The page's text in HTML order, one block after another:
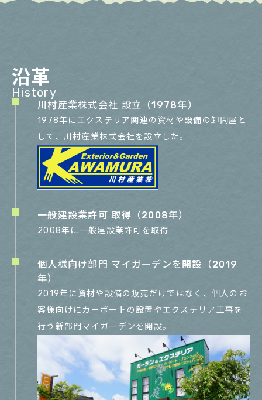
沿革
History
川村産業株式会社 設立（1978年）
1978年にエクステリア関連の資材や設備の卸問屋と
して、川村産業株式会社を設立した。
一般建設業許可 取得（2008年）
2008年に一般建設業許可を取得
個人様向け部門 マイガーデンを開設（2019
年）
2019年に資材や設備の販売だけではなく、個人のお
客様向けにカーポートの設置やエクステリア工事を
行う新部門マイガーデンを開設。